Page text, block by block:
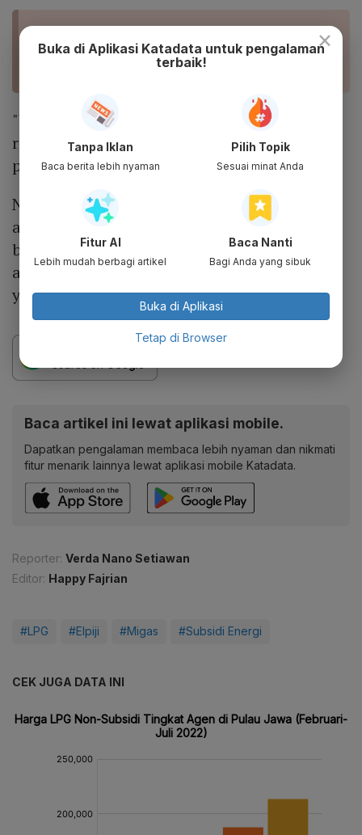
Gasifikasi Batu Bara Kembali Dituding Tak Tepat
"Untuk Malaysia dan Thailand harga LPG
relatif rendah karena adanya subsidi dari
pemerintah masing-masing," katanya.
Namun yang pasti, Pertamina menurut dia
akan memastikan stok dan distribusi LPG
berjalan dengan maksimal. Pihaknya juga
akan melanjutkan edukasi penggunaan LPG
yang tepat sasaran.
Baca artikel ini lewat aplikasi mobile.
Dapatkan pengalaman membaca lebih nyaman dan nikmati
fitur menarik lainnya lewat aplikasi mobile Katadata.
Reporter: Verda Nano Setiawan
Editor: Happy Fajrian
#LPG #Elpiji #Migas #Subsidi Energi
CEK JUGA DATA INI
×
Buka di Aplikasi Katadata untuk pengalaman
terbaik!
Tanpa Iklan
Baca berita lebih nyaman
Pilih Topik
Sesuai minat Anda
Fitur AI
Lebih mudah berbagi artikel
Baca Nanti
Bagi Anda yang sibuk
Buka di Aplikasi
Tetap di Browser